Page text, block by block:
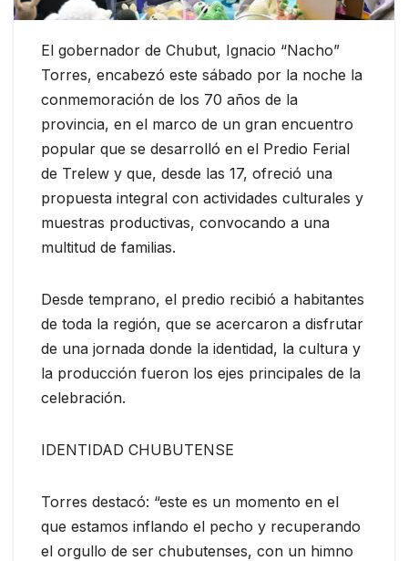
El gobernador de Chubut, Ignacio “Nacho”
Torres, encabezó este sábado por la noche la
conmemoración de los 70 años de la
provincia, en el marco de un gran encuentro
popular que se desarrolló en el Predio Ferial
de Trelew y que, desde las 17, ofreció una
propuesta integral con actividades culturales y
muestras productivas, convocando a una
multitud de familias.
Desde temprano, el predio recibió a habitantes
de toda la región, que se acercaron a disfrutar
de una jornada donde la identidad, la cultura y
la producción fueron los ejes principales de la
celebración.
IDENTIDAD CHUBUTENSE
Torres destacó: “este es un momento en el
que estamos inflando el pecho y recuperando
el orgullo de ser chubutenses, con un himno